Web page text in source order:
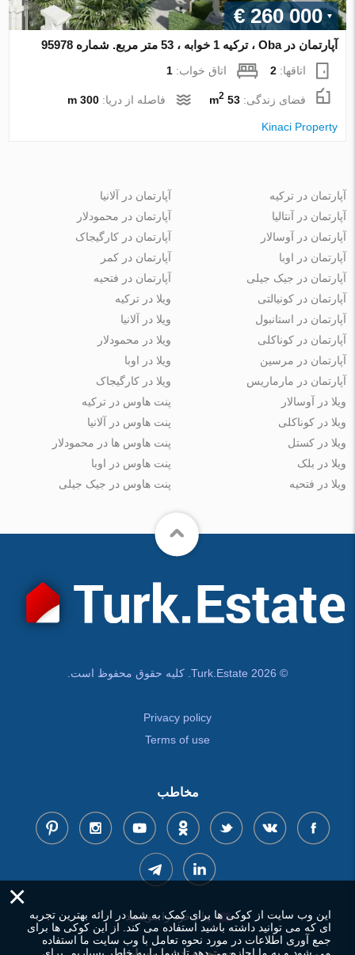
€ 260 000
آپارتمان در Oba ، ترکیه 1 خوابه ، 53 متر مربع. شماره 95978
اتاقها:2 اتاق خواب:1
فضای زندگی:53 m
2 فاصله از دریا:300 m
Kinaci Property
آپارتمان در ترکیه
آپارتمان در آنتالیا
آپارتمان در آوسالار
آپارتمان در اوبا
آپارتمان در جیک جیلی
آپارتمان در آلانیا
آپارتمان در محمودلار
آپارتمان در کارگیجاک
آپارتمان در کمر
آپارتمان در فتحیه
آپارتمان در کونیالتی
آپارتمان در استانبول
آپارتمان در کوناکلی
آپارتمان در مرسین
آپارتمان در مارماریس
ویلا در ترکیه
ویلا در آلانیا
ویلا در محمودلار
ویلا در اوبا
ویلا در کارگیجاک
ویلا در آوسالار
ویلا در کوناکلی
ویلا در کستل
ویلا در بلک
ویلا در فتحیه
پنت هاوس در ترکیه
پنت هاوس در آلانیا
پنت هاوس ها در محمودلار
پنت هاوس در اوبا
پنت هاوس در جیک جیلی
© Turk.Estate 2026. کلیه حقوق محفوظ است.
Privacy policy
Terms of use
مخاطب
پیام خود را بنویسید
×
این وب سایت از کوکی ها برای کمک به شما در ارائه بهترین تجربه
ای که می توانید داشته باشید استفاده می کند. از این کوکی ها برای
جمع آوری اطلاعات در مورد نحوه تعامل با وب سایت ما استفاده